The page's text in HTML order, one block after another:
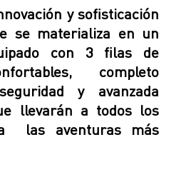
y sofisticación
se materializa en un
con 3 filas de
completo
y avanzada
llevarán a todos los
las aventuras más